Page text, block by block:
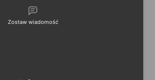
Zostaw wiadomość